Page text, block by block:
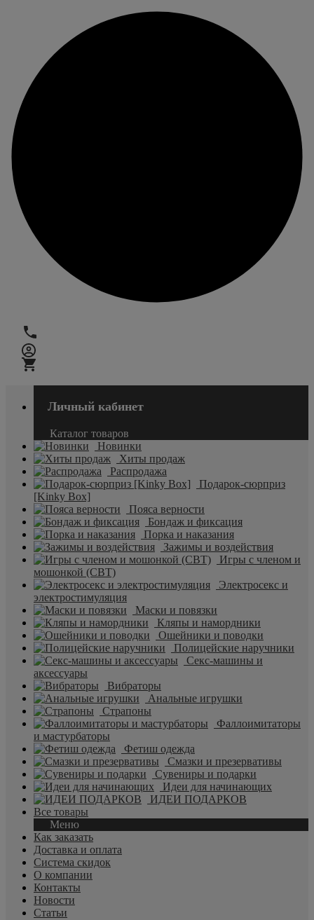
Личный кабинет
Каталог товаров
Новинки
Хиты продаж
Распродажа
Подарок-сюрприз
[Kinky Box]
Пояса верности
Бондаж и фиксация
Порка и наказания
Зажимы и воздействия
Игры с членом и
мошонкой (CBT)
Электросекс и
электростимуляция
Маски и повязки
Кляпы и намордники
Ошейники и поводки
Полицейские наручники
Секс-машины и
аксессуары
Вибраторы
Анальные игрушки
Страпоны
Фаллоимитаторы
и мастурбаторы
Фетиш одежда
Смазки и презервативы
Сувениры и подарки
Идеи для начинающих
ИДЕИ ПОДАРКОВ
Все товары
Меню
Как заказать
Доставка и оплата
Система скидок
О компании
Контакты
Новости
Статьи